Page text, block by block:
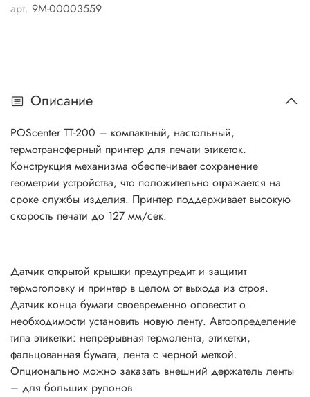
арт. 9М-00003559
Описание
POScenter TT-200 – компактный, настольный,
термотрансферный принтер для печати этикеток.
Конструкция механизма обеспечивает сохранение
геометрии устройства, что положительно отражается на
сроке службы изделия. Принтер поддерживает высокую
скорость печати до 127 мм/сек.
Датчик открытой крышки предупредит и защитит
термоголовку и принтер в целом от выхода из строя.
Датчик конца бумаги своевременно оповестит о
необходимости установить новую ленту. Автоопределение
типа этикетки: непрерывная термолента, этикетки,
фальцованная бумага, лента с черной меткой.
Опционально можно заказать внешний держатель ленты
– для больших рулонов.